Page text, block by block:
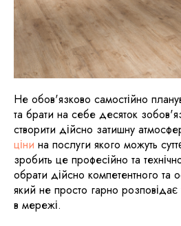
Не обов'язково самостійно
та брати на себе десяток
створити дійсно затишну
ціни на послуги якого можуть
зробить це професійно та
обрати дійсно компетентного та
який не просто гарно
в мережі.